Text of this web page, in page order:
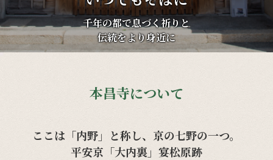
千年の都で息づく祈りと
伝統をより身近に
本昌寺について
ここは「内野」と称し、京の七野の一つ。
平安京「大内裏」宴松原跡